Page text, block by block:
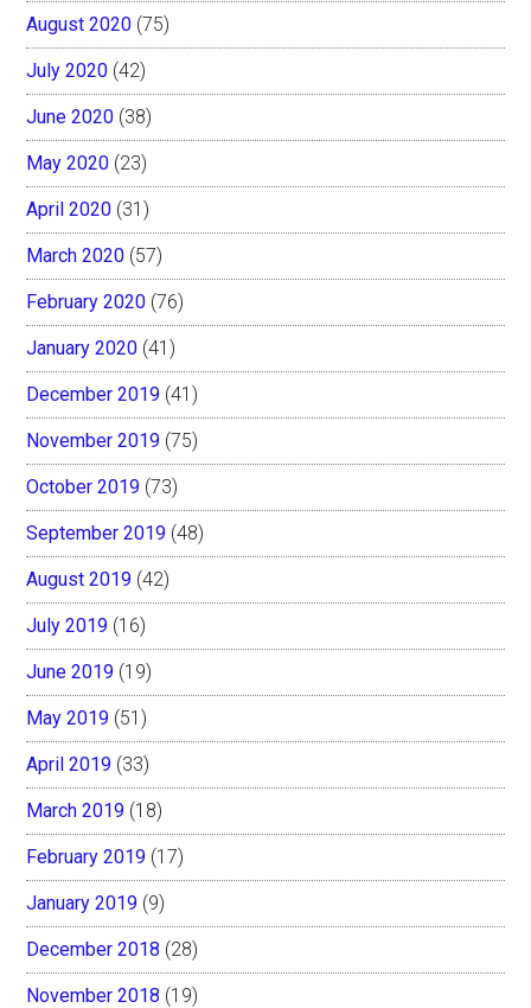
August 2020 (75)
July 2020 (42)
June 2020 (38)
May 2020 (23)
April 2020 (31)
March 2020 (57)
February 2020 (76)
January 2020 (41)
December 2019 (41)
November 2019 (75)
October 2019 (73)
September 2019 (48)
August 2019 (42)
July 2019 (16)
June 2019 (19)
May 2019 (51)
April 2019 (33)
March 2019 (18)
February 2019 (17)
January 2019 (9)
December 2018 (28)
November 2018 (19)